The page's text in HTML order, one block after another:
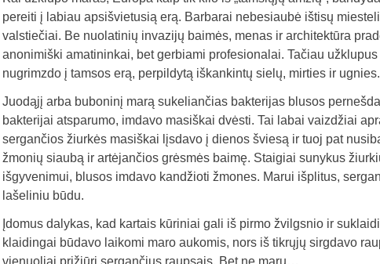
pereiti į labiau apsišvietusią erą. Barbarai nebesiaubė ištisų
valstiečiai. Be nuolatinių invazijų baimės, menas ir architektūra
anonimiški amatininkai, bet gerbiami profesionalai. Tačiau
nugrimzdo į tamsos erą, perpildytą iškankintų sielų, mirties ir ugnies.
Juodąjį arba buboninį marą sukeliančias bakterijas blusos
bakterijai atsparumo, imdavo masiškai dvėsti. Tai labai vaizdžiai
sergančios žiurkės masiškai lįsdavo į dienos šviesą ir tuoj pat
žmonių siaubą ir artėjančios grėsmės baimę. Staigiai sunykus
išgyvenimui, blusos imdavo kandžioti žmones. Marui išplitus,
lašeliniu būdu.
Įdomus dalykas, kad kartais kūriniai gali iš pirmo žvilgsnio ir
klaidingai būdavo laikomi maro aukomis, nors iš tikrųjų sirgdavo
vienuoliai prižiūri sergančius raupsais. Bet ne maru…